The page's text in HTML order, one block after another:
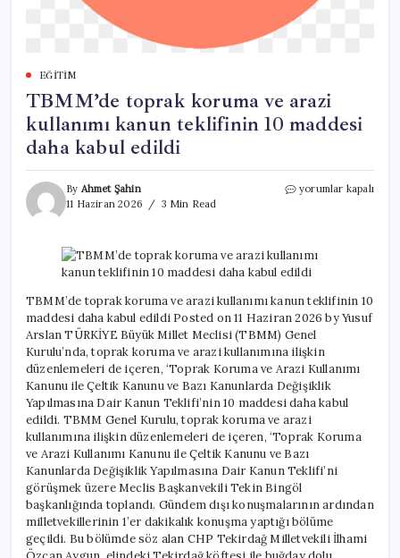
EĞITIM
TBMM’de toprak koruma ve arazi
kullanımı kanun teklifinin 10 maddesi
daha kabul edildi
By Ahmet Şahin
11 Haziran 2026
3 Min Read
TBMM’de
kullanımı
kanun
teklifinin
10
maddesi
daha
kabul
edildi
için
yorumlar kapalı
TBMM’de toprak koruma ve arazi kullanımı kanun teklifinin 10
maddesi daha kabul edildi Posted on 11 Haziran 2026 by Yusuf
Arslan TÜRKİYE Büyük Millet Meclisi (TBMM) Genel
Kurulu’nda, toprak koruma ve arazi kullanımına ilişkin
düzenlemeleri de içeren, ‘Toprak Koruma ve Arazi Kullanımı
Kanunu ile Çeltik Kanunu ve Bazı Kanunlarda Değişiklik
Yapılmasına Dair Kanun Teklifi’nin 10 maddesi daha kabul
edildi. TBMM Genel Kurulu, toprak koruma ve arazi
kullanımına ilişkin düzenlemeleri de içeren, ‘Toprak Koruma
ve Arazi Kullanımı Kanunu ile Çeltik Kanunu ve Bazı
Kanunlarda Değişiklik Yapılmasına Dair Kanun Teklifi’ni
görüşmek üzere Meclis Başkanvekili Tekin Bingöl
başkanlığında toplandı. Gündem dışı konuşmalarının ardından
milletvekillerinin 1’er dakikalık konuşma yaptığı bölüme
geçildi. Bu bölümde söz alan CHP Tekirdağ Milletvekili İlhami